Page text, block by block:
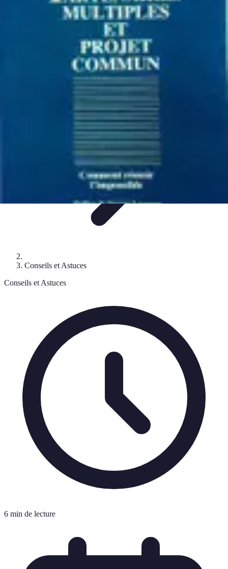
Entraînement et TechniquesTechniques et
TendancesÉquipement et Terrain
Tout sur le Padel
Conseils et Astuces
Conseils et Astuces
6 min de lecture